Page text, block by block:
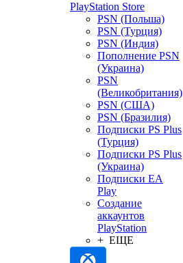
PlayStation Store
PSN (Польша)
PSN (Турция)
PSN (Индия)
Пополнение PSN
(Украина)
PSN
(Великобритания)
PSN (США)
PSN (Бразилия)
Подписки PS Plus
(Турция)
Подписки PS Plus
(Украина)
Подписки EA
Play
Создание
аккаунтов
PlayStation
+ ЕЩЕ